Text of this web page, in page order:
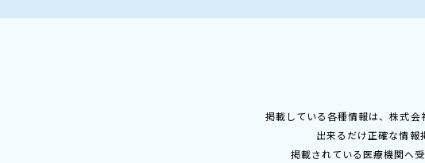
掲載している各種情報は、株式会
出来るだけ正確な情報
掲載されている医療機関へ